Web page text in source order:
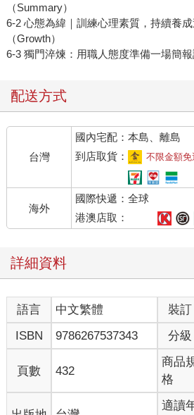
（Summary）
6-2 心態為緯｜訓練心理素質，持續養
（Growth）
6-3 獨門淬煉：用職人態度準備一場簡
配送方式
台灣
國內宅配：本島、離島
到店取貨：
不限金額免
海外
國際快遞：全球
港澳店取：
詳細資料
語言 中文繁體 裝訂
ISBN
9786267537343 分級
頁數 432
商品
格
適讀